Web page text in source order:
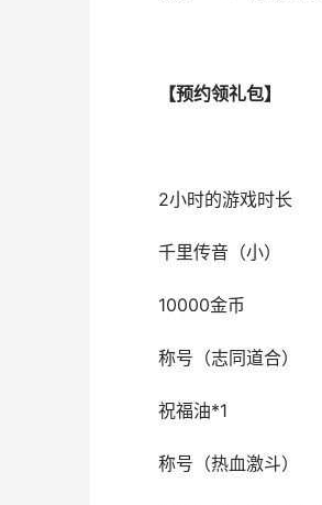
【预约领礼包】
2小时的游戏时长
千里传音（小）
10000金币
称号（志同道合）
祝福油*1
称号（热血激斗）